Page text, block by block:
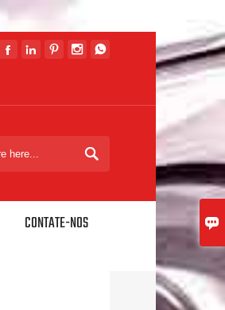

    

CONTATE-NOS